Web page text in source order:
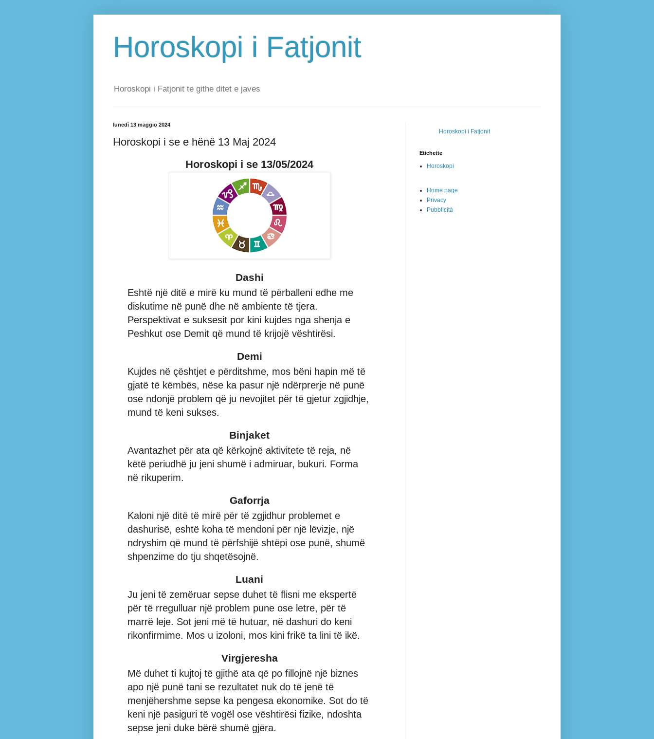
Horoskopi i Fatjonit
Horoskopi i Fatjonit te githe ditet e javes
lunedì 13 maggio 2024
Horoskopi i se e hënë 13 Maj 2024
Horoskopi i se 13/05/2024
Dashi
Eshtë një ditë e mirë ku mund të përballeni edhe me
diskutime në punë dhe në ambiente të tjera.
Perspektivat e suksesit por kini kujdes nga shenja e
Peshkut ose Demit që mund të krijojë vështirësi.
Demi
Kujdes në çështjet e përditshme, mos bëni hapin më të
gjatë të këmbës, nëse ka pasur një ndërprerje në punë
ose ndonjë problem që ju nevojitet për të gjetur zgjidhje,
mund të keni sukses.
Binjaket
Avantazhet për ata që kërkojnë aktivitete të reja, në
këtë periudhë ju jeni shumë i admiruar, bukuri. Forma
në rikuperim.
Gaforrja
Kaloni një ditë të mirë për të zgjidhur problemet e
dashurisë, eshtë koha të mendoni për një lëvizje, një
ndryshim që mund të përfshijë shtëpi ose punë, shumë
shpenzime do tju shqetësojnë.
Luani
Ju jeni të zemëruar sepse duhet të flisni me ekspertë
për të rregulluar një problem pune ose letre, për të
marrë leje. Sot jeni më të hutuar, në dashuri do keni
rikonfirmime. Mos u izoloni, mos kini frikë ta lini të ikë.
Virgjeresha
Më duhet ti kujtoj të gjithë ata që po fillojnë një biznes
apo një punë tani se rezultatet nuk do të jenë të
menjëhershme sepse ka pengesa ekonomike. Sot do të
keni një pasiguri të vogël ose vështirësi fizike, ndoshta
sepse jeni duke bërë shumë gjëra.
Horoskopi i Fatjonit
Etichette
Horoskopi
Home page
Privacy
Pubblicità